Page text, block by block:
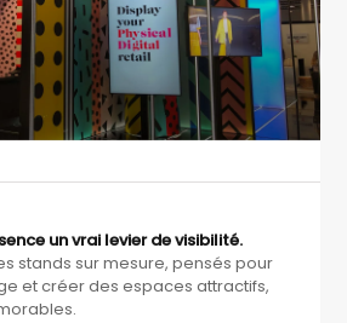
un vrai levier de visibilité.
stands sur mesure, pensés pour
et créer des espaces attractifs,